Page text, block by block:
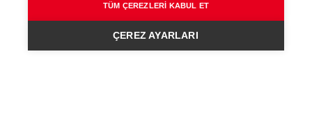
TÜM ÇEREZLERI KABUL ET
ÇEREZ AYARLARI